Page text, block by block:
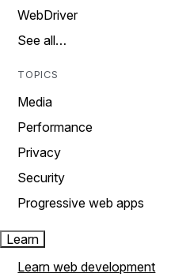
WebDriver
See all…
TOPICS
Media
Performance
Privacy
Security
Progressive web apps
Learn
Learn web development